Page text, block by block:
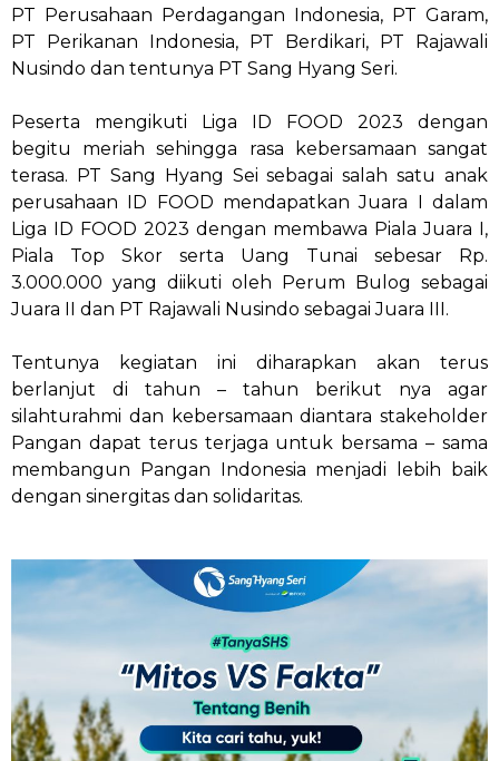
PT Perusahaan Perdagangan Indonesia, PT Garam,
PT Perikanan Indonesia, PT Berdikari, PT Rajawali
Nusindo dan tentunya PT Sang Hyang Seri.
Peserta mengikuti Liga ID FOOD 2023 dengan
begitu meriah sehingga rasa kebersamaan sangat
terasa. PT Sang Hyang Sei sebagai salah satu anak
perusahaan ID FOOD mendapatkan Juara I dalam
Liga ID FOOD 2023 dengan membawa Piala Juara I,
Piala Top Skor serta Uang Tunai sebesar Rp.
3.000.000 yang diikuti oleh Perum Bulog sebagai
Juara II dan PT Rajawali Nusindo sebagai Juara III.
Tentunya kegiatan ini diharapkan akan terus
berlanjut di tahun – tahun berikut nya agar
silahturahmi dan kebersamaan diantara stakeholder
Pangan dapat terus terjaga untuk bersama – sama
membangun Pangan Indonesia menjadi lebih baik
dengan sinergitas dan solidaritas.